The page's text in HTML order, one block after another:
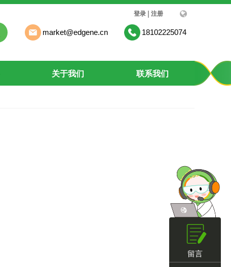
market@edgene.cn 18102225074
登录 | 注册
关于我们 联系我们
留言